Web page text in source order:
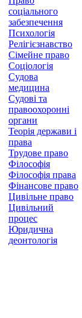
соціального
забезпечення
Психологія
Релігієзнавство
Сімейне право
Соціологія
Судова
медицина
Судові та
правоохоронні
органи
Теорія держави і
права
Трудове право
Філософія
Філософія права
Фінансове право
Цивільне право
Цивільний
процес
Юридична
деонтологія